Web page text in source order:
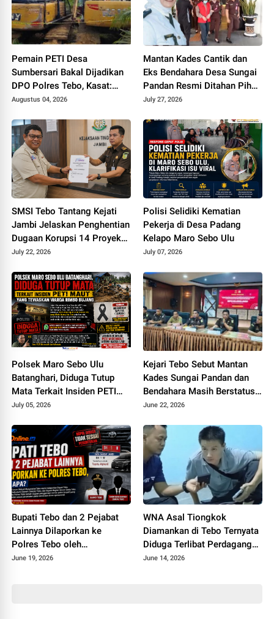
Pemain PETI Desa
Sumbersari Bakal Dijadikan
DPO Polres Tebo, Kasat:
Karena Tak Pernah Penuhi
Augustus 04, 2026
Mantan Kades Cantik dan
Eks Bendahara Desa Sungai
Pandan Resmi Ditahan Pihak
Kejari Tebo Terkait Dugaan
July 27, 2026
SMSI Tebo Tantang Kejati
Jambi Jelaskan Penghentian
Dugaan Korupsi 14 Proyek
DPUPR Tebo
July 22, 2026
Polisi Selidiki Kematian
Pekerja di Desa Padang
Kelapo Maro Sebo Ulu
July 07, 2026
Polsek Maro Sebo Ulu
Batanghari, Diduga Tutup
Mata Terkait Insiden PETI
Maut Yang Tewaskan Warga
July 05, 2026
Kejari Tebo Sebut Mantan
Kades Sungai Pandan dan
Bendahara Masih Berstatus
Saksi, Padahal Sudah Sita Rp
June 22, 2026
Bupati Tebo dan 2 Pejabat
Lainnya Dilaporkan ke
Polres Tebo oleh
Masyarakatnya, Ada Apa
June 19, 2026
WNA Asal Tiongkok
Diamankan di Tebo Ternyata
Diduga Terlibat Perdagangan
Orang, Datang ke Tebo
June 14, 2026